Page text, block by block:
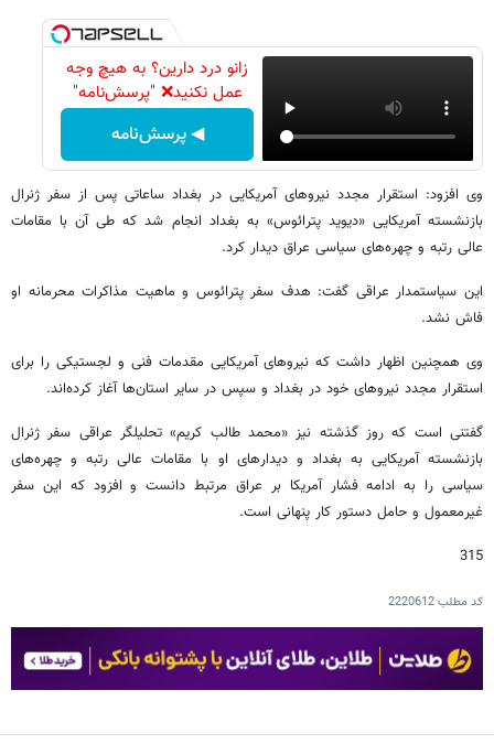
زانو درد دارین؟ به هیچ وجه
عمل نکنید❌ "پرسش‌نامه"
◀ پرسش‌نامه
وی افزود: استقرار مجدد نیروهای آمریکایی در بغداد ساعاتی پس از سفر ژنرال
بازنشسته آمریکایی «دیوید پترائوس» به بغداد انجام شد که طی آن با مقامات
عالی رتبه و چهره‌های سیاسی عراق دیدار کرد.
این سیاستمدار عراقی گفت: هدف سفر پترائوس و ماهیت مذاکرات محرمانه او
فاش نشد.
وی همچنین اظهار داشت که نیروهای آمریکایی مقدمات فنی و لجستیکی را برای
استقرار مجدد نیروهای خود در بغداد و سپس در سایر استان‌ها آغاز کرده‌اند.
گفتنی است که روز گذشته نیز «محمد طالب کریم» تحلیلگر عراقی سفر ژنرال
بازنشسته آمریکایی به بغداد و دیدارهای او با مقامات عالی رتبه و چهره‌های
سیاسی را به ادامه فشار آمریکا بر عراق مرتبط دانست و افزود که این سفر
غیرمعمول و حامل دستور کار پنهانی است.
315
کد مطلب2220612